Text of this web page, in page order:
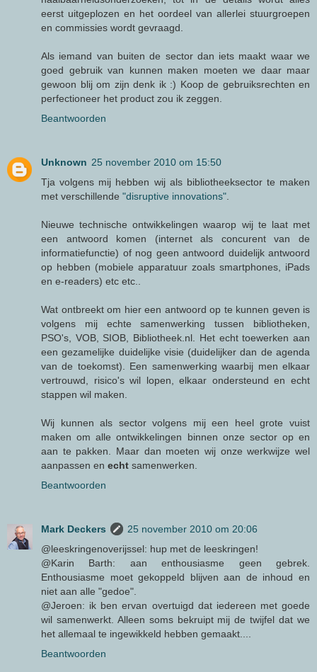
eerst uitgeplozen en het oordeel van allerlei stuurgroepen
en commissies wordt gevraagd.
Als iemand van buiten de sector dan iets maakt waar we
goed gebruik van kunnen maken moeten we daar maar
gewoon blij om zijn denk ik :) Koop de gebruiksrechten en
perfectioneer het product zou ik zeggen.
Beantwoorden
Unknown 25 november 2010 om 15:50
Tja volgens mij hebben wij als bibliotheeksector te maken
met verschillende "disruptive innovations".
Nieuwe technische ontwikkelingen waarop wij te laat met
een antwoord komen (internet als concurent van de
informatiefunctie) of nog geen antwoord duidelijk antwoord
op hebben (mobiele apparatuur zoals smartphones, iPads
en e-readers) etc etc..
Wat ontbreekt om hier een antwoord op te kunnen geven is
volgens mij echte samenwerking tussen bibliotheken,
PSO's, VOB, SIOB, Bibliotheek.nl. Het echt toewerken aan
een gezamelijke duidelijke visie (duidelijker dan de agenda
van de toekomst). Een samenwerking waarbij men elkaar
vertrouwd, risico's wil lopen, elkaar ondersteund en echt
stappen wil maken.
Wij kunnen als sector volgens mij een heel grote vuist
maken om alle ontwikkelingen binnen onze sector op en
aan te pakken. Maar dan moeten wij onze werkwijze wel
aanpassen en echt samenwerken.
Beantwoorden
Mark Deckers
25 november 2010 om 20:06
@leeskringenoverijssel: hup met de leeskringen!
@Karin Barth: aan enthousiasme geen gebrek.
Enthousiasme moet gekoppeld blijven aan de inhoud en
niet aan alle "gedoe".
@Jeroen: ik ben ervan overtuigd dat iedereen met goede
wil samenwerkt. Alleen soms bekruipt mij de twijfel dat we
het allemaal te ingewikkeld hebben gemaakt....
Beantwoorden